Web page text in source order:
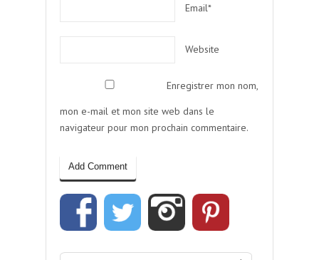
Email*
Website
Enregistrer mon nom,
mon e-mail et mon site web dans le
navigateur pour mon prochain commentaire.